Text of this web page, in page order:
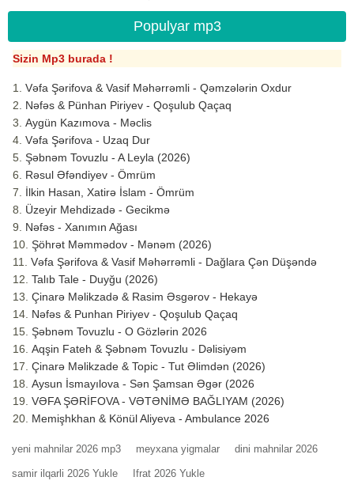
Populyar mp3
Sizin Mp3 burada !
Vəfa Şərifova & Vasif Məhərrəmli - Qəmzələrin Oxdur
Nəfəs & Pünhan Piriyev - Qoşulub Qaçaq
Aygün Kazımova - Məclis
Vəfa Şərifova - Uzaq Dur
Şəbnəm Tovuzlu - A Leyla (2026)
Rəsul Əfəndiyev - Ömrüm
İlkin Hasan, Xatirə İslam - Ömrüm
Üzeyir Mehdizadə - Gecikmə
Nəfəs - Xanımın Ağası
Şöhrət Məmmədov - Mənəm (2026)
Vəfa Şərifova & Vasif Məhərrəmli - Dağlara Çən Düşəndə
Talıb Tale - Duyğu (2026)
Çinarə Məlikzadə & Rasim Əsgərov - Hekayə
Nəfəs & Punhan Piriyev - Qoşulub Qaçaq
Şəbnəm Tovuzlu - O Gözlərin 2026
Aqşin Fateh & Şəbnəm Tovuzlu - Dəlisiyəm
Çinarə Məlikzade & Topic - Tut Əlimdən (2026)
Aysun İsmayılova - Sən Şamsan Əgər (2026
VƏFA ŞƏRİFOVA - VƏTƏNİMƏ BAĞLIYAM (2026)
Memişhkhan & Könül Aliyeva - Ambulance 2026
yeni mahnilar 2026 mp3 meyxana yigmalar dini mahnilar 2026
samir ilqarli 2026 Yukle Ifrat 2026 Yukle